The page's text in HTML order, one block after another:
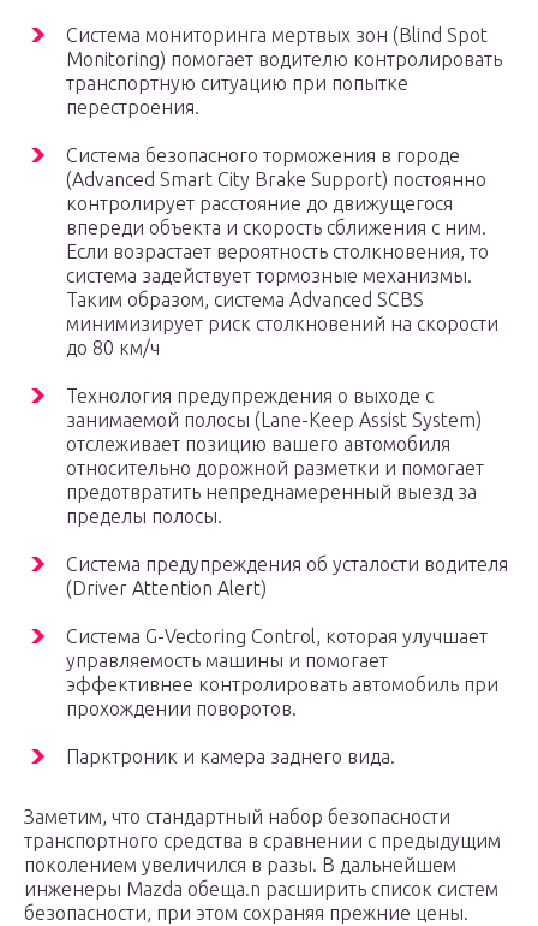
Система мониторинга мертвых зон (Blind Spot
Monitoring) помогает водителю контролировать
транспортную ситуацию при попытке
перестроения.
Система безопасного торможения в городе
(Advanced Smart City Brake Support) постоянно
контролирует расстояние до движущегося
впереди объекта и скорость сближения с ним.
Если возрастает вероятность столкновения, то
система задействует тормозные механизмы.
Таким образом, система Advanced SCBS
минимизирует риск столкновений на скорости
до 80 км/ч
Технология предупреждения о выходе с
занимаемой полосы (Lane-Keep Assist System)
отслеживает позицию вашего автомобиля
относительно дорожной разметки и помогает
предотвратить непреднамеренный выезд за
пределы полосы.
Система предупреждения об усталости водителя
(Driver Attention Alert)
Система G-Vectoring Control, которая улучшает
управляемость машины и помогает
эффективнее контролировать автомобиль при
прохождении поворотов.
Парктроник и камера заднего вида.
Заметим, что стандартный набор безопасности
транспортного средства в сравнении с предыдущим
поколением увеличился в разы. В дальнейшем
инженеры Mazda обеща.n расширить список систем
безопасности, при этом сохраняя прежние цены.